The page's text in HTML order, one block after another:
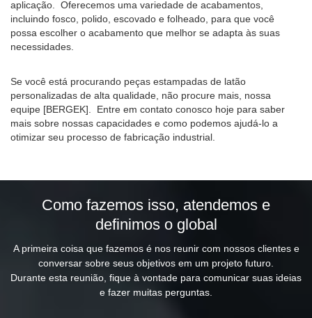
aplicação. Oferecemos uma variedade de acabamentos,
incluindo fosco, polido, escovado e folheado, para que você
possa escolher o acabamento que melhor se adapta às suas
necessidades.
Se você está procurando peças estampadas de latão
personalizadas de alta qualidade, não procure mais, nossa
equipe [BERGEK]. Entre em contato conosco hoje para saber
mais sobre nossas capacidades e como podemos ajudá-lo a
otimizar seu processo de fabricação industrial.
Como fazemos isso, atendemos e
definimos o global
A primeira coisa que fazemos é nos reunir com nossos clientes e
conversar sobre seus objetivos em um projeto futuro.
Durante esta reunião, fique à vontade para comunicar suas ideias
e fazer muitas perguntas.